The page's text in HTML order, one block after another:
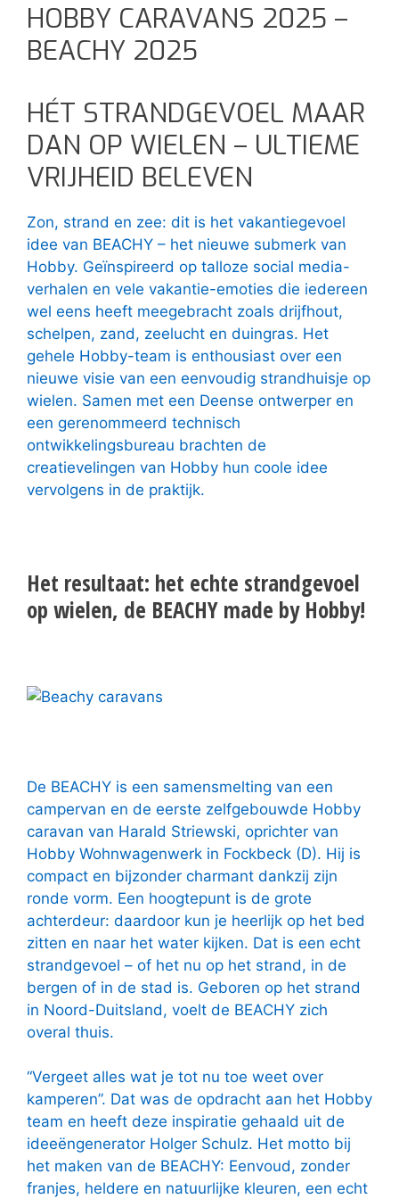
HOBBY CARAVANS 2025 –
BEACHY 2025
HÉT STRANDGEVOEL MAAR
DAN OP WIELEN – ULTIEME
VRIJHEID BELEVEN
Zon, strand en zee: dit is het vakantiegevoel
idee van BEACHY – het nieuwe submerk van
Hobby. Geïnspireerd op talloze social media-
verhalen en vele vakantie-emoties die iedereen
wel eens heeft meegebracht zoals drijfhout,
schelpen, zand, zeelucht en duingras. Het
gehele Hobby-team is enthousiast over een
nieuwe visie van een eenvoudig strandhuisje op
wielen. Samen met een Deense ontwerper en
een gerenommeerd technisch
ontwikkelingsbureau brachten de
creatievelingen van Hobby hun coole idee
vervolgens in de praktijk.
Het resultaat: het echte strandgevoel
op wielen, de BEACHY made by Hobby!
De BEACHY is een samensmelting van een
campervan en de eerste zelfgebouwde Hobby
caravan van Harald Striewski, oprichter van
Hobby Wohnwagenwerk in Fockbeck (D). Hij is
compact en bijzonder charmant dankzij zijn
ronde vorm. Een hoogtepunt is de grote
achterdeur: daardoor kun je heerlijk op het bed
zitten en naar het water kijken. Dat is een echt
strandgevoel – of het nu op het strand, in de
bergen of in de stad is. Geboren op het strand
in Noord-Duitsland, voelt de BEACHY zich
overal thuis.
“Vergeet alles wat je tot nu toe weet over
kamperen”. Dat was de opdracht aan het Hobby
team en heeft deze inspiratie gehaald uit de
ideeëngenerator Holger Schulz. Het motto bij
het maken van de BEACHY: Eenvoud, zonder
franjes, heldere en natuurlijke kleuren, een echt